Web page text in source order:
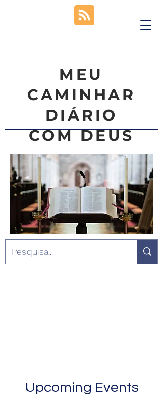
MEU
CAMINHAR
DIÁRIO
COM DEUS
Upcoming Events